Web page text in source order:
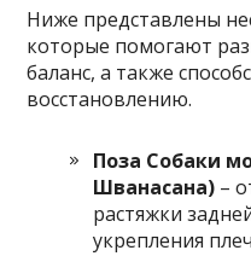
Ниже представлены
которые помогают
баланс, а также
восстановлению.
Поза Собаки
Шванасана) –
растяжки
укрепления